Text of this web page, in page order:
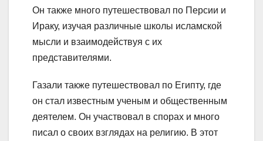
Он также много путешествовал по Персии и
Ираку, изучая различные школы исламской
мысли и взаимодействуя с их
представителями.
Газали также путешествовал по Египту, где
он стал известным ученым и общественным
деятелем. Он участвовал в спорах и много
писал о своих взглядах на религию. В этот